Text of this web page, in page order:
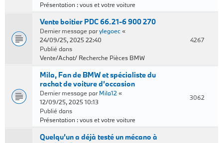
Présentation : vous et votre voiture
Vente boitier PDC 66.21-6 900 270
Dernier message parylegoec«
24/09/25, 2025 22:40
Publié dans
Vente/Achat/ Recherche Pièces BMW
4267
Mila, Fan de BMW et spécialiste du
rachat de voiture d’occasion
Dernier message parMila12 «
12/09/25, 2025 10:13
Publié dans
Présentation : vous et votre voiture
3062
Quelqu’un a déjà testé un mécano à